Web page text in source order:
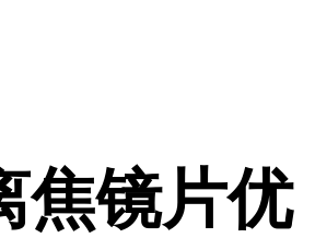
镜片优